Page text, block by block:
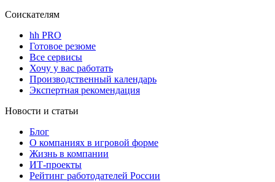
Соискателям
hh PRO
Готовое резюме
Все сервисы
Хочу у вас работать
Производственный календарь
Экспертная рекомендация
Новости и статьи
Блог
О компаниях в игровой форме
Жизнь в компании
ИТ-проекты
Рейтинг работодателей России